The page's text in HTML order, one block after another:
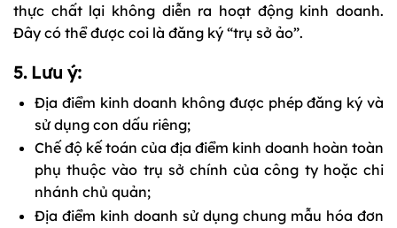
thực chất lại không diễn ra hoạt động kinh doanh.
Đây có thể được coi là đăng ký “trụ sở ảo”.
5. Lưu ý:
Địa điểm kinh doanh không được phép đăng ký và
sử dụng con dấu riêng;
Chế độ kế toán của địa điểm kinh doanh hoàn toàn
phụ thuộc vào trụ sở chính của công ty hoặc chi
nhánh chủ quản;
Địa điểm kinh doanh sử dụng chung mẫu hóa đơn